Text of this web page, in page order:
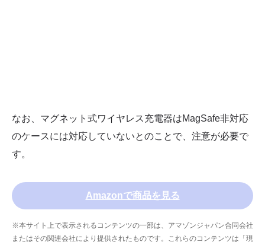
なお、マグネット式ワイヤレス充電器はMagSafe非対応
のケースには対応していないとのことで、注意が必要で
す。
Amazonで商品を見る
※本サイト上で表示されるコンテンツの一部は、アマゾンジャパン合同会社
またはその関連会社により提供されたものです。これらのコンテンツは「現